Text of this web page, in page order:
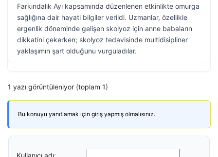
Farkındalık Ayı kapsamında düzenlenen etkinlikte omurga
sağlığına dair hayati bilgiler verildi. Uzmanlar, özellikle
ergenlik döneminde gelişen skolyoz için anne babaların
dikkatini çekerken; skolyoz tedavisinde multidisipliner
yaklaşımın şart olduğunu vurguladılar.
1 yazı görüntüleniyor (toplam 1)
Bu konuyu yanıtlamak için giriş yapmış olmalısınız.
Kullanıcı adı: